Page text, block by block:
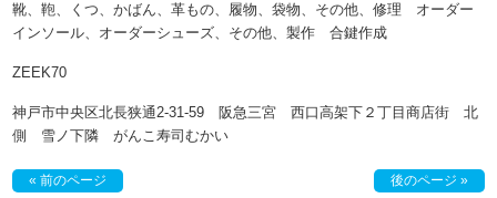
靴、鞄、くつ、かばん、革もの、履物、袋物、その他、修理 オーダー
インソール、オーダーシューズ、その他、製作 合鍵作成
ZEEK70
神戸市中央区北長狭通2-31-59 阪急三宮 西口高架下２丁目商店街 北
側 雪ノ下隣 がんこ寿司むかい
« 前のページ 後のページ »